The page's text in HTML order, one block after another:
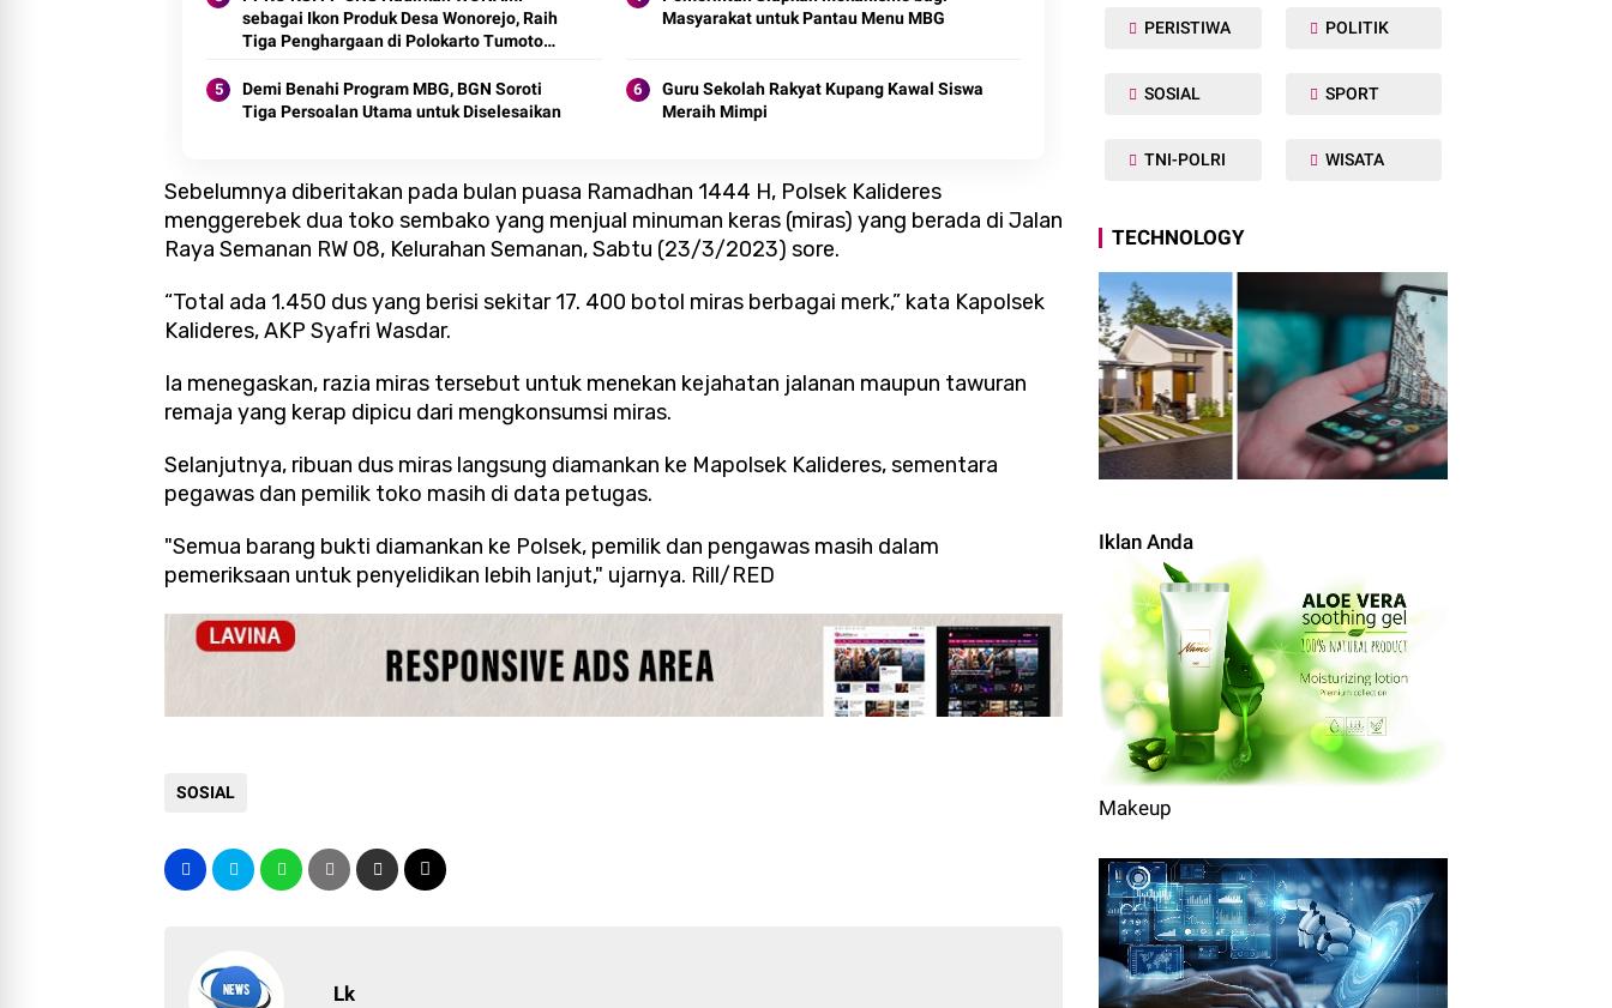
sebagai Ikon Produk Desa Wonorejo, Raih
Tiga Penghargaan di Polokarto Tumoto
Masyarakat untuk Pantau Menu MBG
Demi Benahi Program MBG, BGN Soroti
Tiga Persoalan Utama untuk Diselesaikan
Guru Sekolah Rakyat Kupang Kawal Siswa
Meraih Mimpi
Sebelumnya diberitakan pada bulan puasa Ramadhan 1444 H, Polsek Kalideres
menggerebek dua toko sembako yang menjual minuman keras (miras) yang berada di Jalan
Raya Semanan RW 08, Kelurahan Semanan, Sabtu (23/3/2023) sore.
“Total ada 1.450 dus yang berisi sekitar 17. 400 botol miras berbagai merk,” kata Kapolsek
Kalideres, AKP Syafri Wasdar.
Ia menegaskan, razia miras tersebut untuk menekan kejahatan jalanan maupun tawuran
remaja yang kerap dipicu dari mengkonsumsi miras.
Selanjutnya, ribuan dus miras langsung diamankan ke Mapolsek Kalideres, sementara
pegawas dan pemilik toko masih di data petugas.
"Semua barang bukti diamankan ke Polsek, pemilik dan pengawas masih dalam
pemeriksaan untuk penyelidikan lebih lanjut," ujarnya. Rill/RED
SOSIAL
Lk
PERISTIWA POLITIK
SOSIAL SPORT
TNI-POLRI WISATA
TECHNOLOGY
Iklan Anda
Makeup